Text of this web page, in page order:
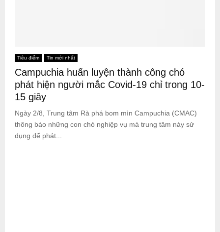
Tiêu điểm Tin mới nhất
Campuchia huấn luyện thành công chó
phát hiện người mắc Covid-19 chỉ trong 10-
15 giây
Ngày 2/8, Trung tâm Rà phá bom mìn Campuchia (CMAC)
thông báo những con chó nghiệp vụ mà trung tâm này sử
dụng để phát...